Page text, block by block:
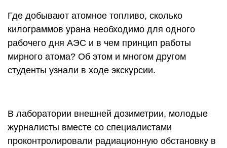
Где добывают атомное топливо, сколько
килограммов урана необходимо для одного
рабочего дня АЭС и в чем принцип работы
мирного атома? Об этом и многом другом
студенты узнали в ходе экскурсии.
В лаборатории внешней дозиметрии, молодые
журналисты вместе со специалистами
проконтролировали радиационную обстановку в